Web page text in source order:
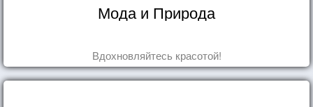
Мода и Природа
Вдохновляйтесь красотой!